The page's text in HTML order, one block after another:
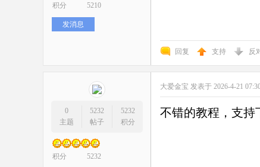
积分 5210
发消息
回复 支持 反
0
主题
5232
帖子
5232
积分
积分 5232
大爱金宝 发表于 2026-4-21
不错的教程，支持